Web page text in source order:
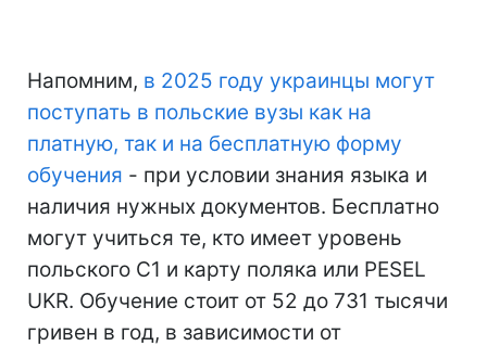
Напомним, в 2025 году украинцы могут
поступать в польские вузы как на
платную, так и на бесплатную форму
обучения - при условии знания языка и
наличия нужных документов. Бесплатно
могут учиться те, кто имеет уровень
польского С1 и карту поляка или PESEL
UKR. Обучение стоит от 52 до 731 тысячи
гривен в год, в зависимости от